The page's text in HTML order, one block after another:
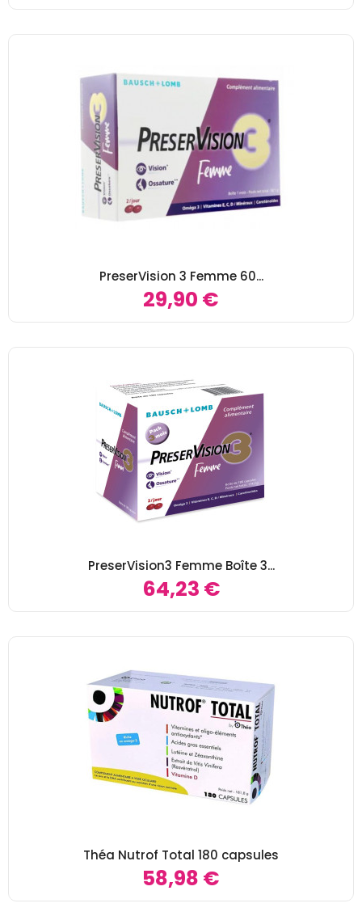
PreserVision 3 Femme 60...
29,90 €
PreserVision3 Femme Boîte 3...
64,23 €
Théa Nutrof Total 180 capsules
58,98 €